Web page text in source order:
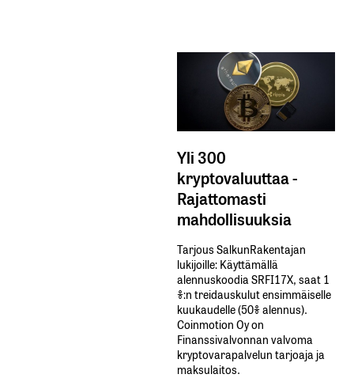
Yli 300
kryptovaluuttaa -
Rajattomasti
mahdollisuuksia
Tarjous SalkunRakentajan
lukijoille: Käyttämällä​ ​
alennuskoodia​ ​SRFI17X,​ ​saat​ ​1
%:n treidauskulut​ ​ensimmäiselle​ ​
kuukaudelle​ ​(50%​ ​alennus).
Coinmotion Oy on
Finanssivalvonnan valvoma
kryptovarapalvelun tarjoaja ja
maksulaitos.